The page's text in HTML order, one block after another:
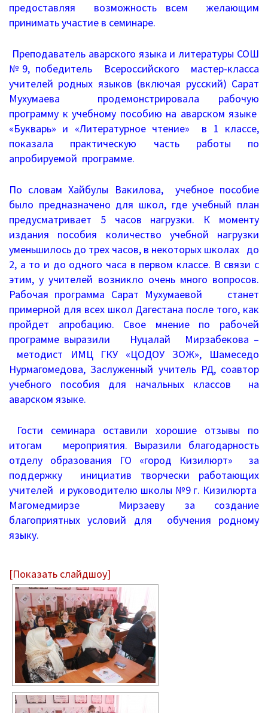
Архив писем
Прием иностранных граждан
ГИА 2026
Конфликтная комиссия
ЕГЭ/ОГЭ
Документы о ЕГЭ
Информация о ЕГЭ
Расписание ГИА
Медалисты
Образование
РИС ЭОД
Программа развития
Августовские доклады
Психолого-педагогический класс
Дистанционное образование
Дошкольное образование
Перечень информационных систем
Всероссийская олимпиада школьников
Деятельность
Школа Минпроса России
Школьное питание
Комплексная безопасность
Противодействие терроризму и
экстремизму
Безопасность дорожного движения
предоставляя возможность всем желающим
принимать участие в семинаре.
Преподаватель аварского языка и литературы СОШ
№9, победитель Всероссийского мастер-класса
учителей родных языков (включая русский) Сарат
Мухумаева продемонстрировала рабочую
программу к учебному пособию на аварском языке
«Букварь» и «Литературное чтение» в 1 классе,
показала практическую часть работы по
апробируемой программе.
По словам Хайбулы Вакилова, учебное пособие
было предназначено для школ, где учебный план
предусматривает 5 часов нагрузки. К моменту
издания пособия количество учебной нагрузки
уменьшилось до трех часов, в некоторых школах до
2, а то и до одного часа в первом классе. В связи с
этим, у учителей возникло очень много вопросов.
Рабочая программа Сарат Мухумаевой станет
примерной для всех школ Дагестана после того, как
пройдет апробацию. Свое мнение по рабочей
программе выразили Нуцалай Мирзабекова –
методист ИМЦ ГКУ «ЦОДОУ ЗОЖ», Шамеседо
Нурмагомедова, Заслуженный учитель РД, соавтор
учебного пособия для начальных классов на
аварском языке.
Гости семинара оставили хорошие отзывы по
итогам мероприятия. Выразили благодарность
отделу образования ГО «город Кизилюрт» за
поддержку инициатив творчески работающих
учителей и руководителю школы №9 г. Кизилюрта
Магомедмирзе Мирзаеву за создание
благоприятных условий для обучения родному
языку.
[Показать слайдшоу]